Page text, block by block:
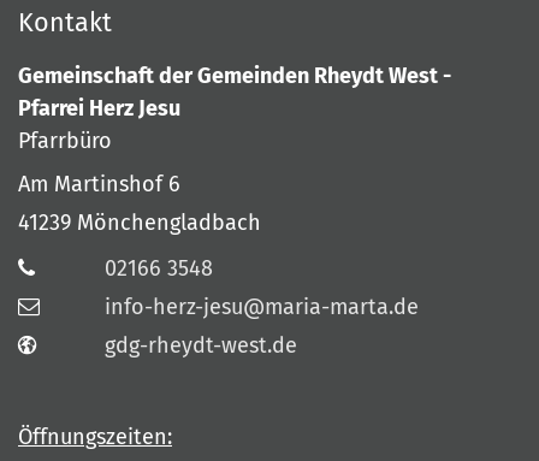
Kontakt
Gemeinschaft der Gemeinden Rheydt West -
Pfarrei Herz Jesu
Pfarrbüro
Am Martinshof 6
41239 Mönchengladbach
02166 3548
info-herz-jesu@maria-marta.de
gdg-rheydt-west.de
Öffnungszeiten: